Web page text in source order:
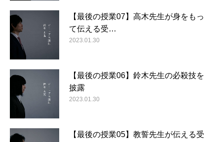
【最後の授業07】高木先生が身をもっ
て伝える受…
2023.01.30
【最後の授業06】鈴木先生の必殺技を
披露
2023.01.30
【最後の授業05】教誓先生が伝える受